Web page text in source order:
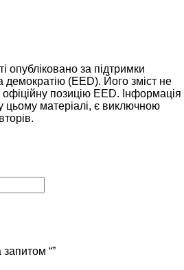
опубліковано за підтримки
(EED). Його зміст не
позицію EED. Інформація
цьому матеріалі, є виключною
“”